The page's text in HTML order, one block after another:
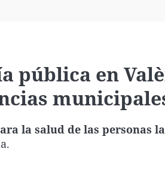
pública en
la salud de las personas